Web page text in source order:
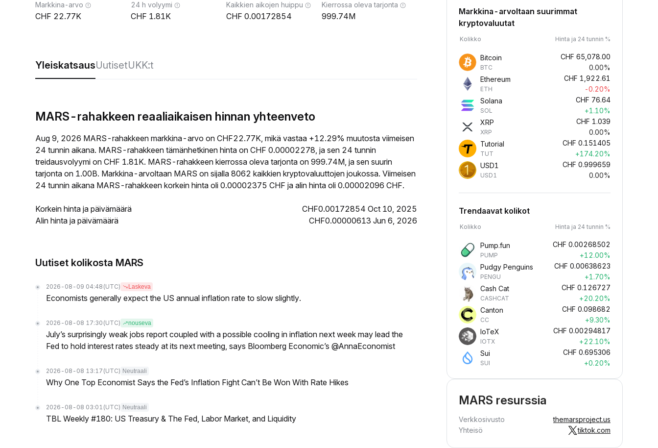
Markkina-arvo
22.77K
24 h volyymi
1.81K
Kaikkien aikojen huippu
0.00172854
Kierrossa oleva tarjonta
999.74M
YleiskatsausUutisetUKK:t
MARS-rahakkeen reaaliaikaisen hinnan yhteenveto
Aug 9, 2026 MARS-rahakkeen markkina-arvo on CHF22.77K, mikä vastaa +12.29% muutosta viimeisen
24 tunnin aikana. MARS-rahakkeen tämänhetkinen hinta on CHF 0.00002278, ja sen 24 tunnin
treidausvolyymi on CHF 1.81K. MARS-rahakkeen kierrossa oleva tarjonta on 999.74M, ja sen suurin
tarjonta on 1.00B. Markkina-arvoltaan MARS on sijalla 8062 kaikkien kryptovaluuttojen joukossa. Viimeisen
24 tunnin aikana MARS-rahakkeen korkein hinta oli 0.00002375 CHF ja alin hinta oli 0.00002096 CHF.
Korkein hinta ja päivämäärä
CHF0.00172854 Oct 10, 2025
Alin hinta ja päivämäärä
CHF0.00000613 Jun 6, 2026
Uutiset kolikosta MARS
2026-08-09 04:48 (UTC) Laskeva
Economists generally expect the US annual inflation rate to slow slightly.
2026-08-08 17:30 (UTC) nouseva
July’s surprisingly weak jobs report coupled with a possible cooling in inflation next week may lead the
Fed to hold interest rates steady at its next meeting, says Bloomberg Economic’s @AnnaEconomist
2026-08-08 13:17 (UTC) Neutraali
Why One Top Economist Says the Fed’s Inflation Fight Can’t Be Won With Rate Hikes
2026-08-08 03:01 (UTC) Neutraali
TBL Weekly #180: US Treasury & The Fed, Labor Market, and Liquidity
Markkina-arvoltaan suurimmat
kryptovaluutat
Kolikko Hinta ja 24 tunnin %
Bitcoin
BTC
CHF 65,078.00
0.00%
Ethereum
ETH
CHF 1,922.61
-0.20%
Solana
SOL
CHF 76.64
+1.10%
XRP
XRP
CHF 1.039
0.00%
Tutorial
TUT
CHF 0.151405
+174.20%
USD1
USD1
CHF 0.999659
0.00%
Trendaavat kolikot
Kolikko Hinta ja 24 tunnin %
Pump.fun
PUMP
CHF 0.00268502
+12.00%
Pudgy Penguins
PENGU
CHF 0.00638623
+1.70%
Cash Cat
CASHCAT
CHF 0.126727
+20.20%
Canton
CC
CHF 0.098682
+9.30%
IoTeX
IOTX
CHF 0.00294817
+22.10%
Sui
SUI
CHF 0.695306
+0.20%
MARS resurssia
Verkkosivusto
themarsproject.us
Yhteisö
tiktok.com